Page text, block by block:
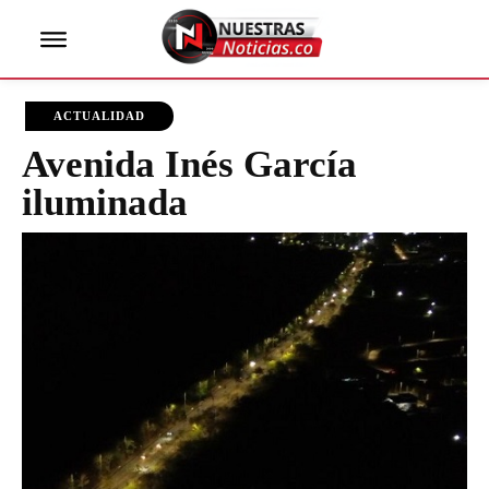
ACTUALIDAD
Avenida Inés García
iluminada